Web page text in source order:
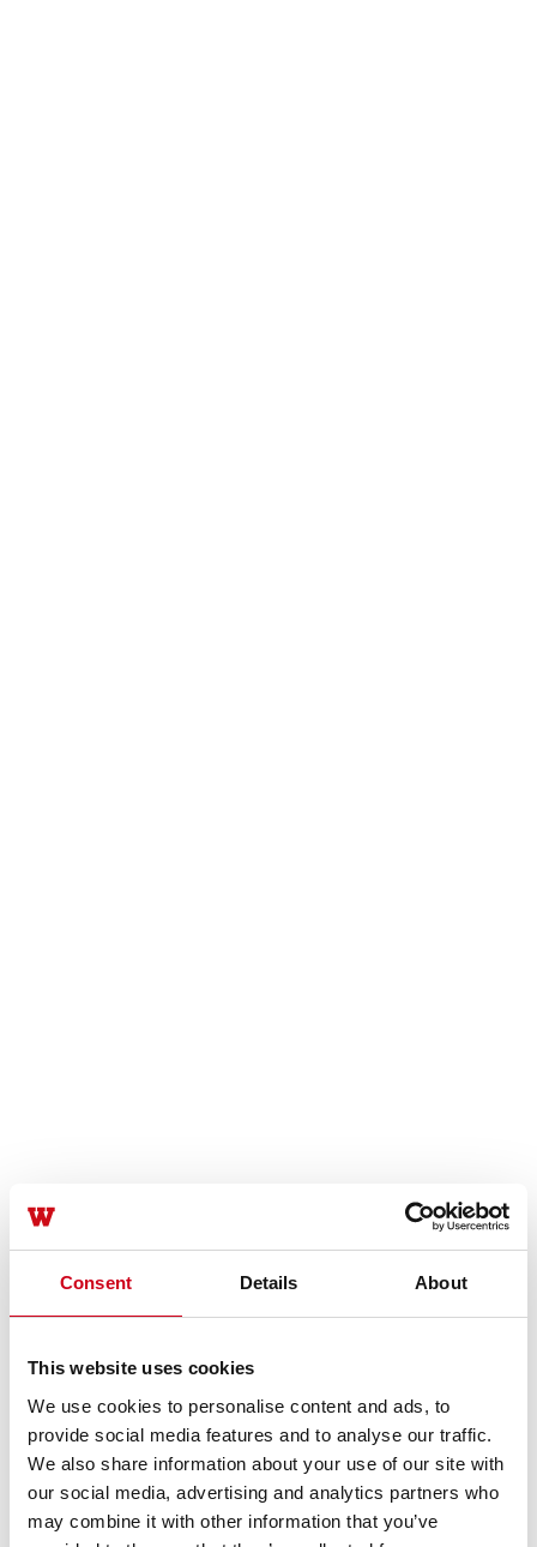
Consent Details About
This website uses cookies
We use cookies to personalise content and ads, to
provide social media features and to analyse our traffic.
We also share information about your use of our site with
our social media, advertising and analytics partners who
may combine it with other information that you’ve